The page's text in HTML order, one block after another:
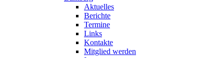
Aktuelles
Berichte
Termine
Links
Kontakte
Mitglied werden